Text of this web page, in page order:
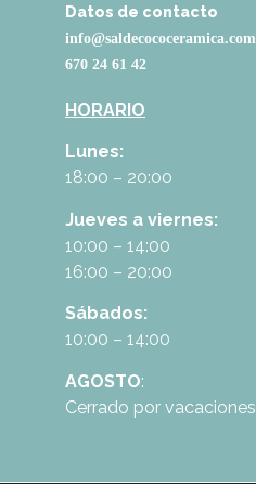
Datos de contacto
info@saldecococeramica.com
670 24 61 42
HORARIO
Lunes:
18:00 – 20:00
Jueves a viernes:
10:00 – 14:00
16:00 – 20:00
Sábados:
10:00 – 14:00
AGOSTO:
Cerrado por vacaciones